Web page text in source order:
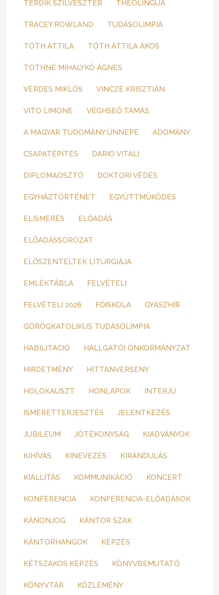
TERDIK SZILVESZTER THEOLINGUA
TRACEY ROWLAND TUDÁSOLIMPIA
TÓTH ATTILA TÓTH ATTILA ÁKOS
TÓTHNÉ MIHÁLYKÓ ÁGNES
VERDES MIKLÓS VINCZE KRISZTIÁN
VITO LIMONE VÉGHSEŐ TAMÁS
A MAGYAR TUDOMÁNY ÜNNEPE ADOMÁNY
CSAPATÉPÍTÉS DARIO VITALI
DIPLOMAOSZTÓ DOKTORI VÉDÉS
EGYHÁZTÖRTÉNET EGYÜTTMŰKÖDÉS
ELISMERÉS ELŐADÁS
ELŐADÁSSOROZAT
ELŐSZENTELTEK LITURGIÁJA
EMLÉKTÁBLA FELVÉTELI
FELVÉTELI 2026 FŐISKOLA GYÁSZHÍR
GÖRÖGKATOLIKUS TUDÁSOLIMPIA
HABILITÁCIÓ HALLGATÓI ÖNKORMÁNYZAT
HIRDETMÉNY HITTANVERSENY
HOLOKAUSZT HONLAPOK INTERJÚ
ISMERETTERJESZTÉS JELENTKEZÉS
JUBILEUM JÓTÉKONYSÁG KIADVÁNYOK
KIHÍVÁS KINEVEZÉS KIRÁNDULÁS
KIÁLLÍTÁS KOMMUNIKÁCIÓ KONCERT
KONFERENCIA KONFERENCIA-ELŐADÁSOK
KÁNONJOG KÁNTOR SZAK
KÁNTORHANGOK KÉPZÉS
KÉTSZAKOS KÉPZÉS KÖNYVBEMUTATÓ
KÖNYVTÁR KÖZLEMÉNY